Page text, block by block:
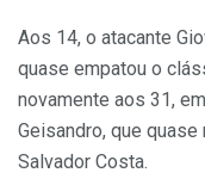
Aos 14, o atacante
quase empatou o
novamente aos 31,
Geisandro, que
Salvador Costa.